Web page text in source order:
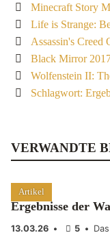
Minecraft Story
Life is Strange:
Assassin's Creed
Black Mirror
Wolfenstein II:
Schlagwort:
VERWANDTE
Artikel
Ergebnisse der
13.03.26 • 5 •